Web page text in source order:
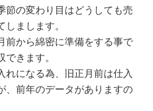
節の変わり目はどうしても売
しまします。
前から綿密に準備をする事で
できます。
れになる為、旧正月前は仕入
、前年のデータがありますの